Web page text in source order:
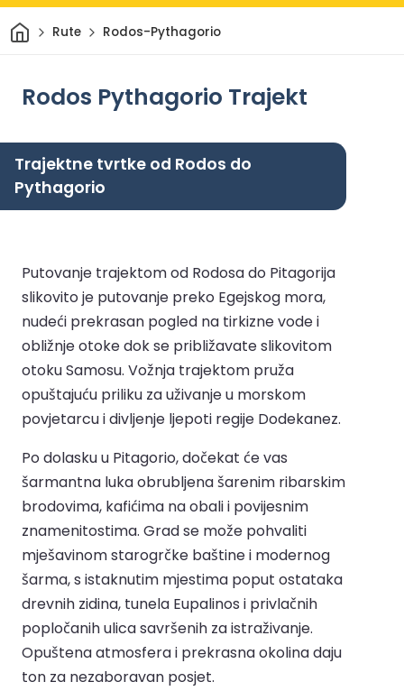
DomRute Rodos-Pythagorio
Rodos Pythagorio Trajekt
Trajektne tvrtke od Rodos do
Pythagorio
Putovanje trajektom od Rodosa do Pitagorija
slikovito je putovanje preko Egejskog mora,
nudeći prekrasan pogled na tirkizne vode i
obližnje otoke dok se približavate slikovitom
otoku Samosu. Vožnja trajektom pruža
opuštajuću priliku za uživanje u morskom
povjetarcu i divljenje ljepoti regije Dodekanez.
Po dolasku u Pitagorio, dočekat će vas
šarmantna luka obrubljena šarenim ribarskim
brodovima, kafićima na obali i povijesnim
znamenitostima. Grad se može pohvaliti
mješavinom starogrčke baštine i modernog
šarma, s istaknutim mjestima poput ostataka
drevnih zidina, tunela Eupalinos i privlačnih
popločanih ulica savršenih za istraživanje.
Opuštena atmosfera i prekrasna okolina daju
ton za nezaboravan posjet.